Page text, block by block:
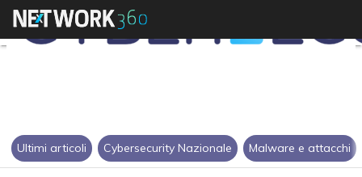
Ultimi articoli Cybersecurity Nazionale Malware e attacchi